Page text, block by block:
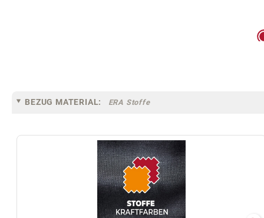
BEZUG MATERIAL: ERA Stoffe